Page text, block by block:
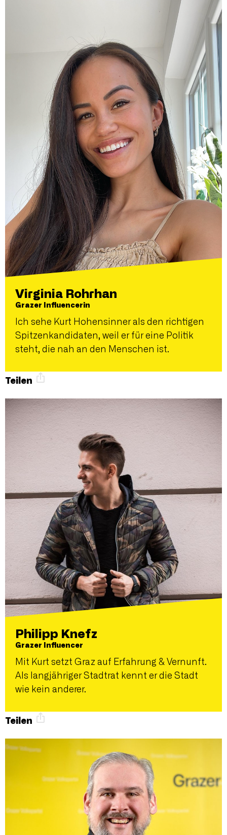
Virginia Rohrhan
Grazer Influencerin
Ich sehe Kurt Hohensinner als den richtigen
Spitzenkandidaten, weil er für eine Politik
steht, die nah an den Menschen ist.
Teilen
Philipp Knefz
Grazer Influencer
Mit Kurt setzt Graz auf Erfahrung & Vernunft.
Als langjähriger Stadtrat kennt er die Stadt
wie kein anderer.
Teilen